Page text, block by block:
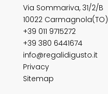
Via Sommariva, 31/2/B
10022 Carmagnola(TO)
+39 011 9715272
+39 380 6441674
info@regalidigusto.it
Privacy
Sitemap